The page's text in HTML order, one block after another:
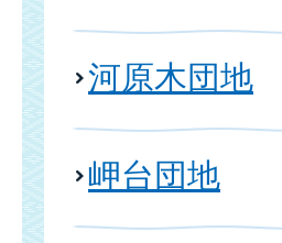
河原木団地
岬台団地